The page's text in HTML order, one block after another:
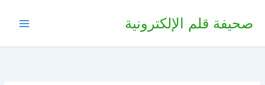
صحيفة قلم الإلكترونية